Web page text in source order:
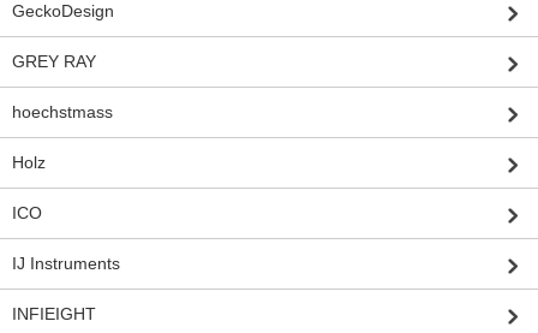
GeckoDesign
GREY RAY
hoechstmass
Holz
ICO
IJ Instruments
INFIEIGHT